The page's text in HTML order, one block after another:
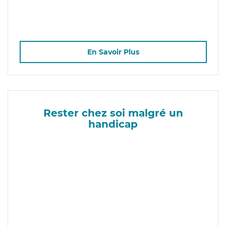
En Savoir Plus
Rester chez soi malgré un
handicap